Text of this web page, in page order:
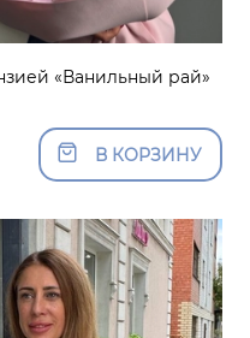
«Ванильный рай»
В КОРЗИНУ